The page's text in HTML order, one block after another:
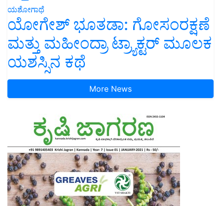
ಯಶೋಗಾಥೆ
ಯೋಗೇಶ್ ಭೂತಡಾ: ಗೋಸಂರಕ್ಷಣೆ
ಮತ್ತು ಮಹೀಂದ್ರಾ ಟ್ರ್ಯಾಕ್ಟರ್ ಮೂಲಕ
ಯಶಸ್ಸಿನ ಕಥೆ
More News